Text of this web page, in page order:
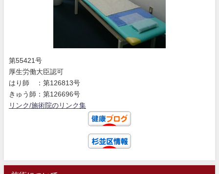
第55421号
厚生労働大臣認可
はり師 ：第126813号
きゅう師：第126696号
リンク/施術院のリンク集